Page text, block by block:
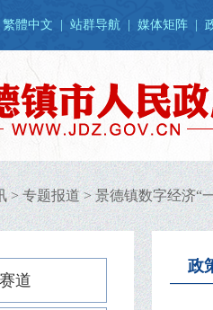
繁體中文 站群导航 媒体矩阵
>专题报道>景德镇数字经济“
道
政